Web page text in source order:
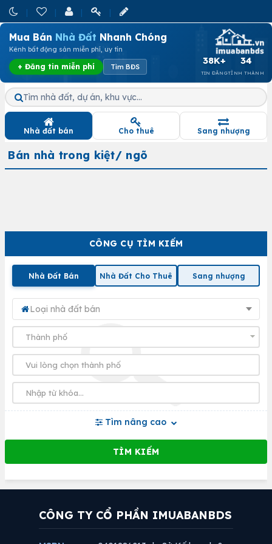
Mua Bán Nhà Đất Nhanh Chóng
Kênh bất động sản miễn phí, uy tín
+ Đăng tin miễn phí Tìm BĐS
38K+
TIN ĐĂNG
34
TỈNH THÀNH
CÔNG CỤ TÌM KIẾM
Nhà Đất Bán Nhà Đất Cho Thuê Sang nhượng
Loại nhà đất bán
Tìm nâng cao
Tìm nhà đất, dự án, khu vực…
Nhà đất bán Cho thuê Sang nhượng
Bán nhà trong kiệt/ ngõ
CÔNG TY CỔ PHẦN IMUABANBDS